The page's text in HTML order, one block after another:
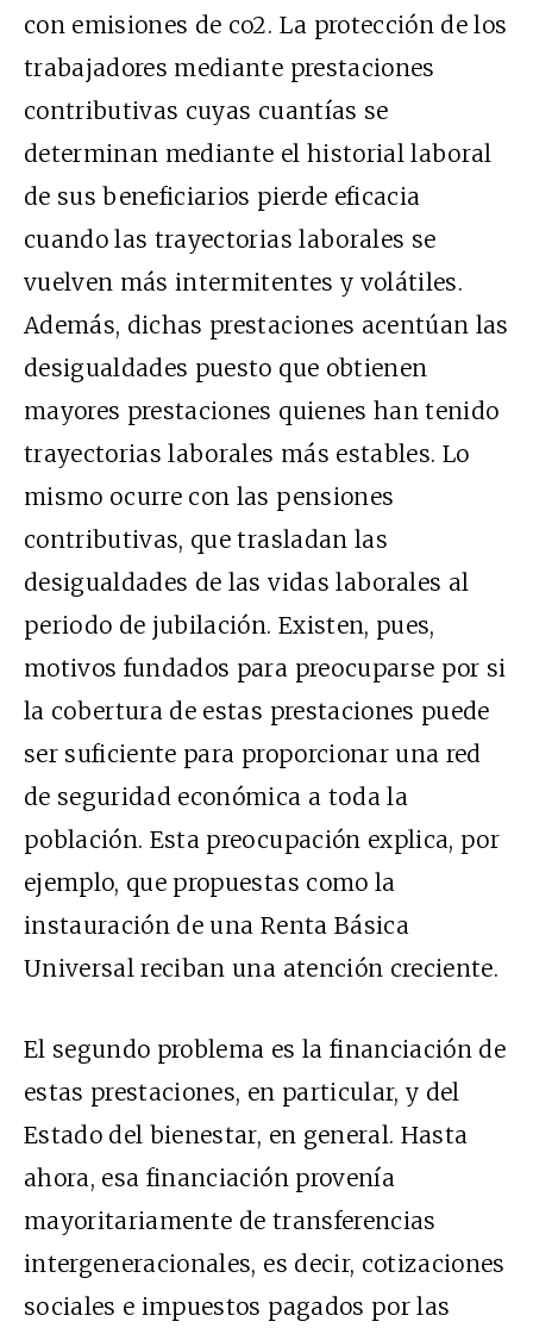
con emisiones de co2. La protección de los
trabajadores mediante prestaciones
contributivas cuyas cuantías se
determinan mediante el historial laboral
de sus beneficiarios pierde eficacia
cuando las trayectorias laborales se
vuelven más intermitentes y volátiles.
Además, dichas prestaciones acentúan las
desigualdades puesto que obtienen
mayores prestaciones quienes han tenido
trayectorias laborales más estables. Lo
mismo ocurre con las pensiones
contributivas, que trasladan las
desigualdades de las vidas laborales al
periodo de jubilación. Existen, pues,
motivos fundados para preocuparse por si
la cobertura de estas prestaciones puede
ser suficiente para proporcionar una red
de seguridad económica a toda la
población. Esta preocupación explica, por
ejemplo, que propuestas como la
instauración de una Renta Básica
Universal reciban una atención creciente.
El segundo problema es la financiación de
estas prestaciones, en particular, y del
Estado del bienestar, en general. Hasta
ahora, esa financiación provenía
mayoritariamente de transferencias
intergeneracionales, es decir, cotizaciones
sociales e impuestos pagados por las